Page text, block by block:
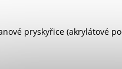
pryskyřice (akrylátové